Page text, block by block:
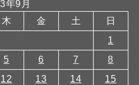
年9月
木 金 土
日
1
5 6 7
8
12 13 14
15